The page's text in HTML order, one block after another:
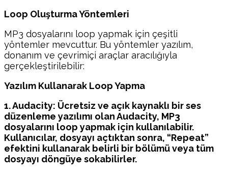
Loop Oluşturma Yöntemleri
MP3 dosyalarını loop yapmak için çeşitli
yöntemler mevcuttur. Bu yöntemler yazılım,
donanım ve çevrimiçi araçlar aracılığıyla
gerçekleştirilebilir:
Yazılım Kullanarak Loop Yapma
1. Audacity: Ücretsiz ve açık kaynaklı bir ses
düzenleme yazılımı olan Audacity, MP3
dosyalarını loop yapmak için kullanılabilir.
Kullanıcılar, dosyayı açtıktan sonra, “Repeat”
efektini kullanarak belirli bir bölümü veya tüm
dosyayı döngüye sokabilirler.